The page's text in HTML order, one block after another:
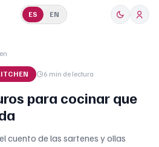
ES EN
6 min de lectura
para cocinar que
cuento de las sartenes y ollas